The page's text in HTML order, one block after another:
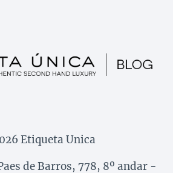
Etiqueta Unica
de Barros, 778, 8º andar -